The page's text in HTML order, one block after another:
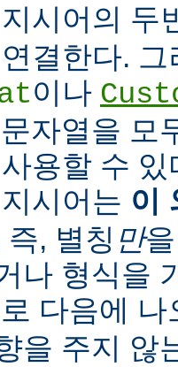
지시어의 두
결한다.
이나
자열을 모
용할 수
지시어는 이
즉, 별칭 만
나 형식을
다음에
을 주지 않